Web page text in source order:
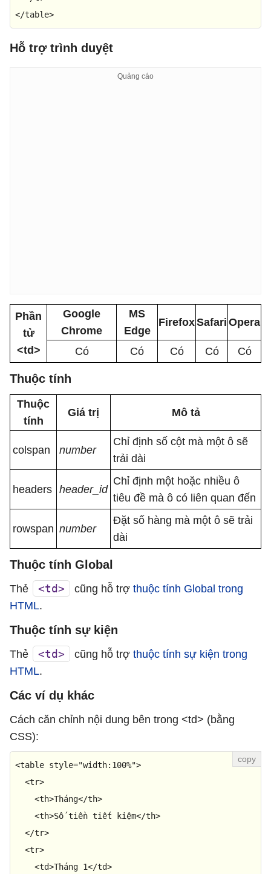
</table>
Hỗ trợ trình duyệt
Phần
tử
<td>
Google
Chrome
MS
Edge
FirefoxSafari Opera
Có Có Có Có Có
Thuộc tính
Thuộc
tính
Giá trị Mô tả
colspan number
Chỉ định số cột mà một ô sẽ
trải dài
headers header_id
Chỉ định một hoặc nhiều ô
tiêu đề mà ô có liên quan đến
rowspan number
Đặt số hàng mà một ô sẽ trải
dài
Thuộc tính Global
Thẻ <td> cũng hỗ trợ thuộc tính Global trong
HTML.
Thuộc tính sự kiện
Thẻ <td> cũng hỗ trợ thuộc tính sự kiện trong
HTML.
Các ví dụ khác
Cách căn chỉnh nội dung bên trong <td> (bằng
CSS):
<table style="width:100%">
<tr>
<th>Tháng</th>
<th>Số tiền tiết kiệm</th>
</tr>
<tr>
<td>Tháng 1</td>